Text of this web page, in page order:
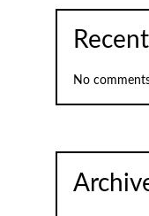
No